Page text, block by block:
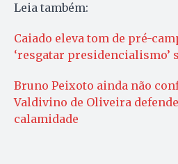
Leia também:
Caiado eleva tom de pré-
‘resgatar presidencialismo’
Bruno Peixoto ainda não
Valdivino de Oliveira
calamidade